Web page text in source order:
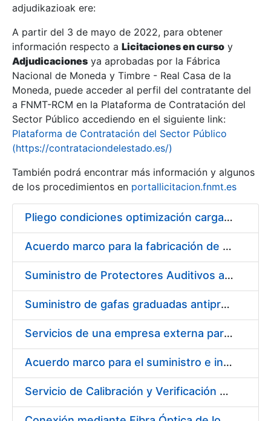
Erakutsi/Ezkutatu
Erakutsi/Ezkutatu
Erakutsi/Ezkutatu
Erakutsi/Ezkutatu
adjudikazioak ere:
A partir del 3 de mayo de 2022, para obtener
información respecto a Licitaciones en curso y
Adjudicaciones ya aprobadas por la Fábrica
Nacional de Moneda y Timbre - Real Casa de la
Moneda, puede acceder al perfil del contratante del
a FNMT-RCM en la Plataforma de Contratación del
Sector Público accediendo en el siguiente link:
Plataforma de Contratación del Sector Público
(https://contrataciondelestado.es/)
También podrá encontrar más información y algunos
de los procedimientos en portallicitacion.fnmt.es
Pliego condiciones optimización cargas compras firmado
Acuerdo marco para la fabricación de piezas
Suministro de Protectores Auditivos a medida para las personas trabajadoras de los Centros de Trabajo de Madrid y Burgos
Suministro de gafas graduadas antiproyecciones para los trabajadores de la FNMT-RCM en los centros de trabajo de Madrid y Burgos
Servicios de una empresa externa para el asesoramiento y resolución de los recursos de alzada que se presentan relacionados con procesos de selección para la FNMT-RCM
Acuerdo marco para el suministro e instalación de persianas, estores y otros complementos
Servicio de Calibración y Verificación Externa de los Equipos de Medición del Servicio de Prevención de la FNMT-RCM